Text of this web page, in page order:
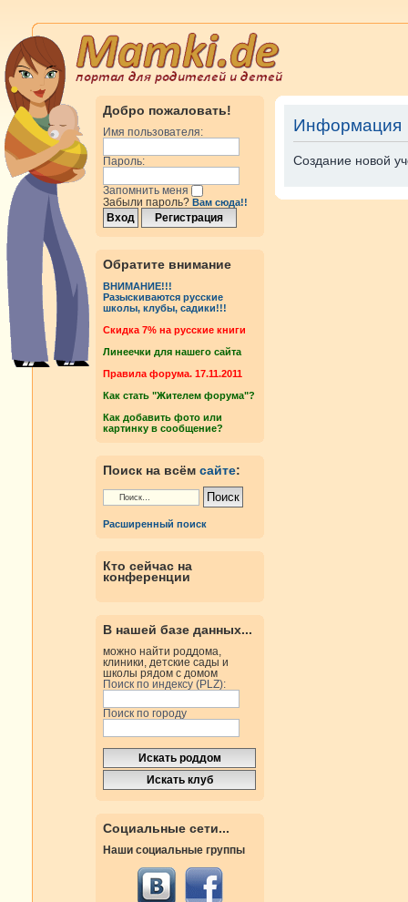
Добро пожаловать!
Имя пользователя:
Пароль:
Запомнить меня
Забыли пароль? Вам сюда!!
Обратите внимание
ВНИМАНИЕ!!!
Разыскиваются русские
школы, клубы, садики!!!
Cкидка 7% на русские книги
Линеечки для нашего сайта
Правила форума. 17.11.2011
Как стать "Жителем форума"?
Как добавить фото или
картинку в сообщение?
Поиск на всём сайте:
Расширенный поиск
Кто сейчас на
конференции
В нашей базе данных...
можно найти роддома,
клиники, детские сады и
школы рядом с домом
Поиск по индексу (PLZ):
Поиск по городу
Социальные сети...
Наши социальные группы
Информация
Создание новой